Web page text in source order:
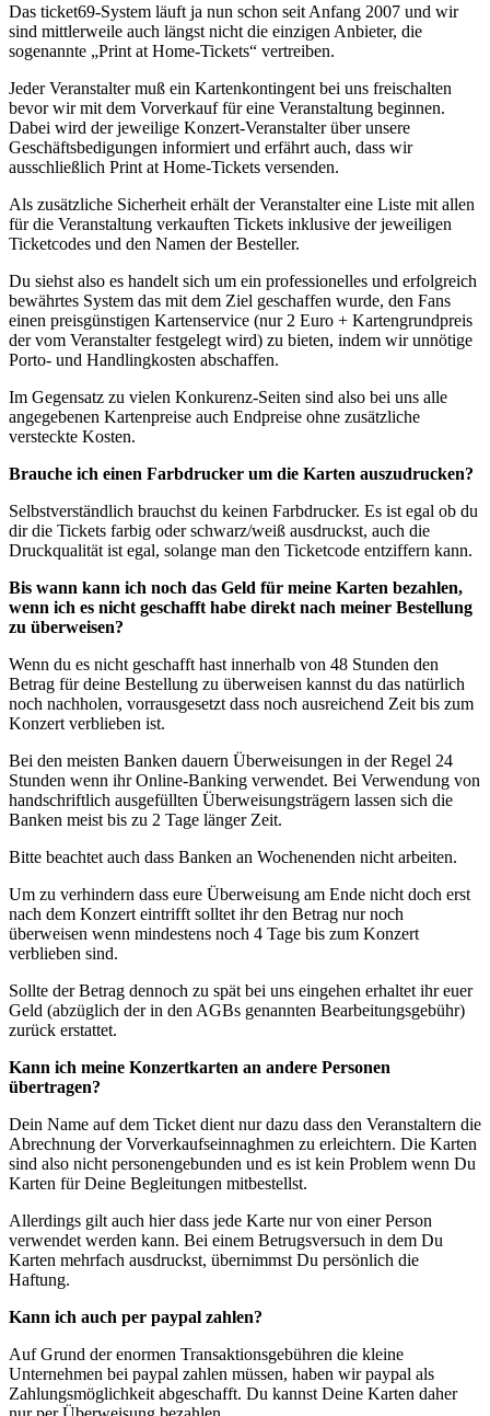
Das ticket69-System läuft ja nun schon seit Anfang 2007 und wir
sind mittlerweile auch längst nicht die einzigen Anbieter, die
sogenannte „Print at Home-Tickets“ vertreiben.
Jeder Veranstalter muß ein Kartenkontingent bei uns freischalten
bevor wir mit dem Vorverkauf für eine Veranstaltung beginnen.
Dabei wird der jeweilige Konzert-Veranstalter über unsere
Geschäftsbedigungen informiert und erfährt auch, dass wir
ausschließlich Print at Home-Tickets versenden.
Als zusätzliche Sicherheit erhält der Veranstalter eine Liste mit allen
für die Veranstaltung verkauften Tickets inklusive der jeweiligen
Ticketcodes und den Namen der Besteller.
Du siehst also es handelt sich um ein professionelles und erfolgreich
bewährtes System das mit dem Ziel geschaffen wurde, den Fans
einen preisgünstigen Kartenservice (nur 2 Euro + Kartengrundpreis
der vom Veranstalter festgelegt wird) zu bieten, indem wir unnötige
Porto- und Handlingkosten abschaffen.
Im Gegensatz zu vielen Konkurenz-Seiten sind also bei uns alle
angegebenen Kartenpreise auch Endpreise ohne zusätzliche
versteckte Kosten.
Brauche ich einen Farbdrucker um die Karten auszudrucken?
Selbstverständlich brauchst du keinen Farbdrucker. Es ist egal ob du
dir die Tickets farbig oder schwarz/weiß ausdruckst, auch die
Druckqualität ist egal, solange man den Ticketcode entziffern kann.
Bis wann kann ich noch das Geld für meine Karten bezahlen,
wenn ich es nicht geschafft habe direkt nach meiner Bestellung
zu überweisen?
Wenn du es nicht geschafft hast innerhalb von 48 Stunden den
Betrag für deine Bestellung zu überweisen kannst du das natürlich
noch nachholen, vorrausgesetzt dass noch ausreichend Zeit bis zum
Konzert verblieben ist.
Bei den meisten Banken dauern Überweisungen in der Regel 24
Stunden wenn ihr Online-Banking verwendet. Bei Verwendung von
handschriftlich ausgefüllten Überweisungsträgern lassen sich die
Banken meist bis zu 2 Tage länger Zeit.
Bitte beachtet auch dass Banken an Wochenenden nicht arbeiten.
Um zu verhindern dass eure Überweisung am Ende nicht doch erst
nach dem Konzert eintrifft solltet ihr den Betrag nur noch
überweisen wenn mindestens noch 4 Tage bis zum Konzert
verblieben sind.
Sollte der Betrag dennoch zu spät bei uns eingehen erhaltet ihr euer
Geld (abzüglich der in den AGBs genannten Bearbeitungsgebühr)
zurück erstattet.
Kann ich meine Konzertkarten an andere Personen
übertragen?
Dein Name auf dem Ticket dient nur dazu dass den Veranstaltern die
Abrechnung der Vorverkaufseinnaghmen zu erleichtern. Die Karten
sind also nicht personengebunden und es ist kein Problem wenn Du
Karten für Deine Begleitungen mitbestellst.
Allerdings gilt auch hier dass jede Karte nur von einer Person
verwendet werden kann. Bei einem Betrugsversuch in dem Du
Karten mehrfach ausdruckst, übernimmst Du persönlich die
Haftung.
Kann ich auch per paypal zahlen?
Auf Grund der enormen Transaktionsgebühren die kleine
Unternehmen bei paypal zahlen müssen, haben wir paypal als
Zahlungsmöglichkeit abgeschafft. Du kannst Deine Karten daher